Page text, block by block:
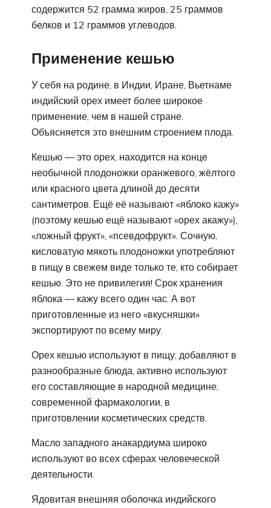
содержится 52 грамма жиров, 25 граммов
белков и 12 граммов углеводов.
Применение кешью
У себя на родине, в Индии, Иране, Вьетнаме
индийский орех имеет более широкое
применение, чем в нашей стране.
Объясняется это внешним строением плода.
Кешью — это орех, находится на конце
необычной плодоножки оранжевого, жёлтого
или красного цвета длиной до десяти
сантиметров. Ещё её называют «яблоко кажу»
(поэтому кешью ещё называют «орех акажу»),
«ложный фрукт», «псевдофрукт». Сочную,
кисловатую мякоть плодоножки употребляют
в пищу в свежем виде только те, кто собирает
кешью. Это не привилегия! Срок хранения
яблока — кажу всего один час. А вот
приготовленные из него «вкусняшки»
экспортируют по всему миру.
Орех кешью используют в пищу, добавляют в
разнообразные блюда, активно используют
его составляющие в народной медицине,
современной фармакологии, в
приготовлении косметических средств.
Масло западного анакардиума широко
используют во всех сферах человеческой
деятельности.
Ядовитая внешняя оболочка индийского